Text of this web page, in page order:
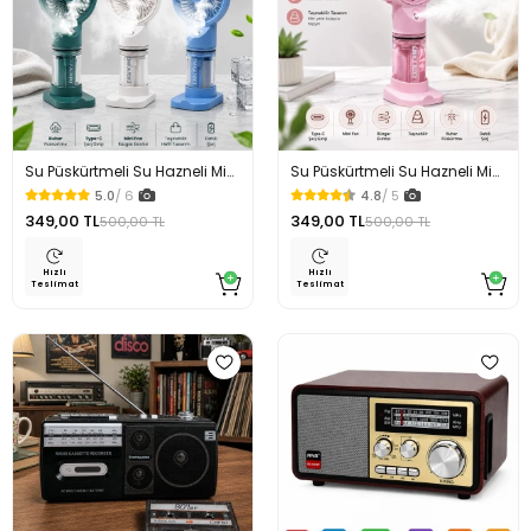
Su Püskürtmeli Su Hazneli Mini
El Fanı Şarjlı Soğutucu
Vantilatör
5.0/ 6
349,00 TL500,00 TL
Hızlı
Teslimat
Su Püskürtmeli Su Hazneli Mini
El Fanı Şarjlı Soğutucu
Vantilatör Pembe
4.8/ 5
349,00 TL500,00 TL
Hızlı
Teslimat